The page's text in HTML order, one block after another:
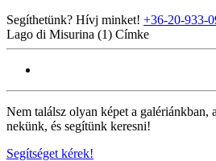
Segíthetünk? Hívj minket! +36-20-933-
Lago di Misurina (1) Címke
Nem találsz olyan képet a galériánkban,
nekünk, és segítünk keresni!
Segítséget kérek!